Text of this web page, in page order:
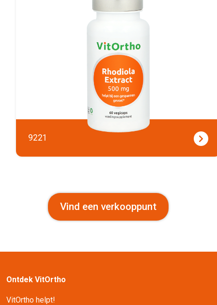
9221
Vind een verkooppunt
Ontdek VitOrtho
VitOrtho helpt!